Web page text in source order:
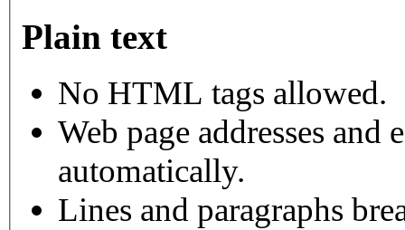
Plain text
No HTML tags allowed.
Web page addresses
automatically.
Lines and paragraphs